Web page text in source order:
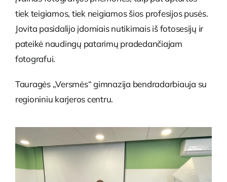
tiek teigiamos, tiek neigiamos šios profesijos pusės.
Jovita pasidalijo įdomiais nutikimais iš fotosesijų ir
pateikė naudingų patarimų pradedančiajam
fotografui.
Tauragės „Versmės“ gimnazija bendradarbiauja su
regioniniu karjeros centru.